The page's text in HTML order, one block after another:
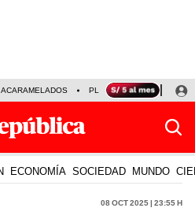
PLAZA VEA
ECONOMÍA SOCIEDAD MUNDO
08 Oct 2025 | 23:55 h